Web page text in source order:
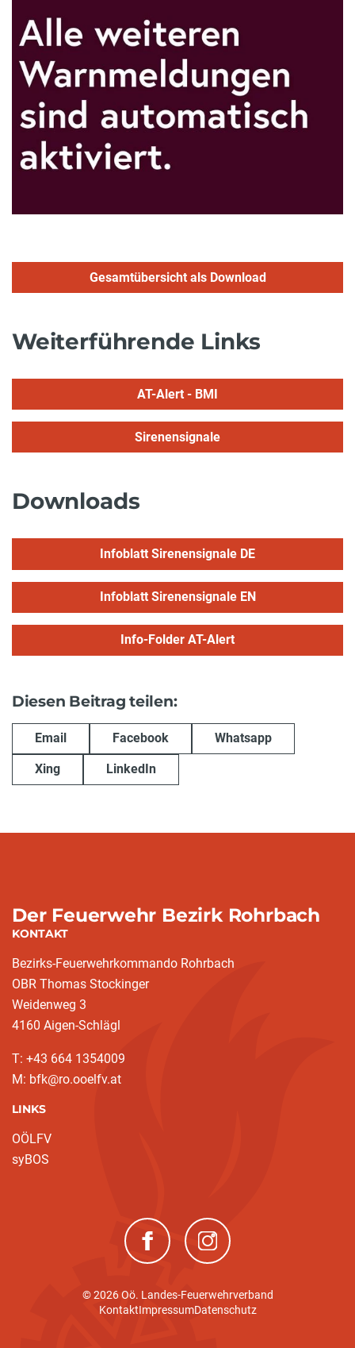
Gesamtübersicht als Download
Weiterführende Links
AT-Alert - BMI
Sirenensignale
Downloads
Infoblatt Sirenensignale DE
Infoblatt Sirenensignale EN
Info-Folder AT-Alert
Diesen Beitrag teilen:
Email Facebook Whatsapp
Xing LinkedIn
Der Feuerwehr Bezirk Rohrbach
KONTAKT
Bezirks-Feuerwehrkommando Rohrbach
OBR Thomas Stockinger
Weidenweg 3
4160 Aigen-Schlägl
T: +43 664 1354009
M: bfk@ro.ooelfv.at
LINKS
OÖLFV
syBOS
(neues Fenster)(neues Fenster)
© 2026 Oö. Landes-Feuerwehrverband
KontaktImpressumDatenschutz